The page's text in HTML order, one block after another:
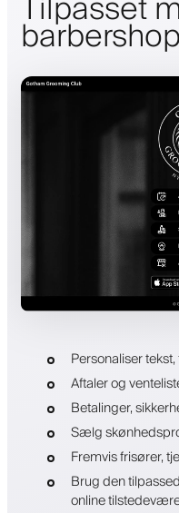
Personaliser
Aftaler og
Betalinger,
Sælg
Fremvis frisører,
Brug den
online